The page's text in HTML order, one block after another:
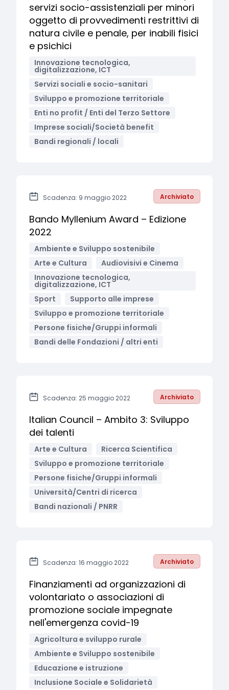
servizi socio-assistenziali per minori
oggetto di provvedimenti restrittivi di
natura civile e penale, per inabili fisici
e psichici
Innovazione tecnologica,
digitalizzazione, ICT
Servizi sociali e socio-sanitari
Sviluppo e promozione territoriale
Enti no profit / Enti del Terzo Settore
Imprese sociali/Società benefit
Bandi regionali / locali
Scadenza: 9 maggio 2022 Archiviato
Bando Myllenium Award – Edizione
2022
Ambiente e Sviluppo sostenibile
Arte e Cultura
Audiovisivi e Cinema
Innovazione tecnologica,
digitalizzazione, ICT
Sport
Supporto alle imprese
Sviluppo e promozione territoriale
Persone fisiche/Gruppi informali
Bandi delle Fondazioni / altri enti
Scadenza: 25 maggio 2022 Archiviato
Italian Council – Ambito 3: Sviluppo
dei talenti
Arte e Cultura
Ricerca Scientifica
Sviluppo e promozione territoriale
Persone fisiche/Gruppi informali
Università/Centri di ricerca
Bandi nazionali / PNRR
Scadenza: 16 maggio 2022 Archiviato
Finanziamenti ad organizzazioni di
volontariato o associazioni di
promozione sociale impegnate
nell'emergenza covid-19
Agricoltura e sviluppo rurale
Ambiente e Sviluppo sostenibile
Educazione e istruzione
Inclusione Sociale e Solidarietà